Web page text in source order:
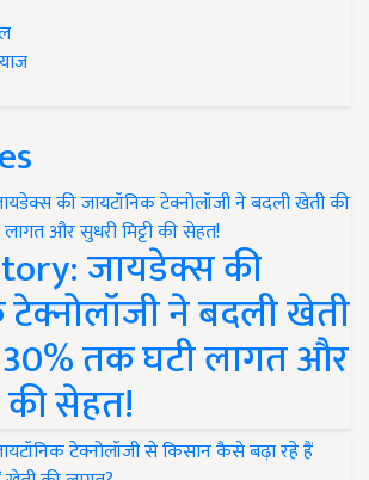
जायडेक्स की
ने बदली खेती
30% तक घटी लागत और
की सेहत!